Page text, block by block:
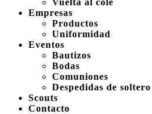
Empresas
Productos
Uniformidad
Eventos
Bautizos
Bodas
Comuniones
Despedidas de soltero
Scouts
Contacto